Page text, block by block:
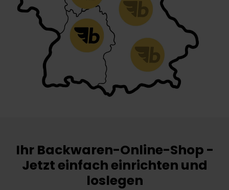
Ihr Backwaren-Online-Shop -
Jetzt einfach einrichten und
loslegen